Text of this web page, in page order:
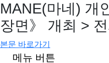
MANE(마네) 개
장면》 개최 > 전
본문 바로가기
메뉴 버튼